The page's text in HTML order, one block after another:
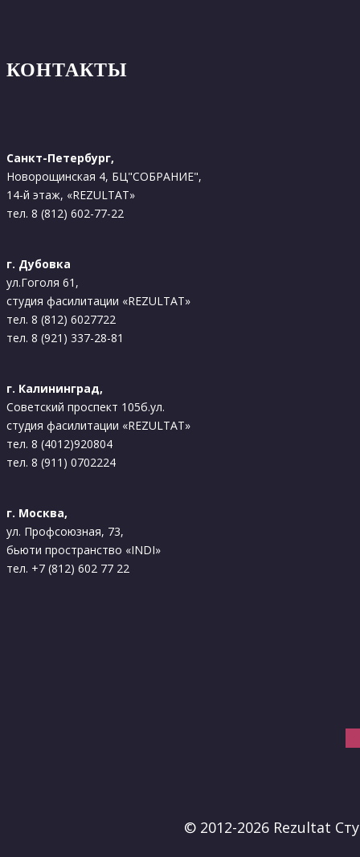
КОНТАКТЫ
Санкт-Петербург,
Новорощинская 4, БЦ"СОБРАНИЕ",
14-й этаж, «REZULTAT»
тел. 8 (812) 602-77-22
г. Дубовка
ул.Гоголя 61,
студия фасилитации «REZULTAT»
тел. 8 (812) 6027722
тел. 8 (921) 337-28-81
г. Калининград,
Советский проспект 105б.ул.
студия фасилитации «REZULTAT»
тел. 8 (4012)920804
тел. 8 (911) 0702224
г. Москва,
ул. Профсоюзная, 73,
бьюти пространство «INDI»
тел. +7 (812) 602 77 22
© 2012-2026 Rezultat